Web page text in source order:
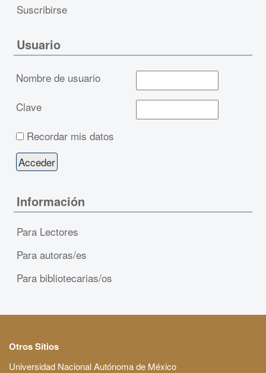
Suscribirse
Usuario
Nombre de usuario
Clave
Recordar mis datos
Información
Para Lectores
Para autoras/es
Para bibliotecarias/os
Otros Sitios
Universidad Nacional Autónoma de México